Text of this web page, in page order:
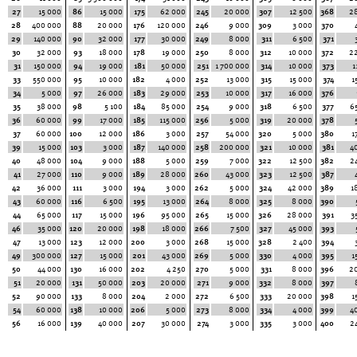
27
15 000
28
400 000
29
140 000
30
32 000
31
150 000
33
550 000
34
5 000
35
38 000
36
60 000
37
60 000
39
15 000
40
48 000
41
27 000
42
36 000
43
60 000
44
65 000
46
35 000
47
13 000
49
300 000
50
44 000
51
20 000
52
90 000
54
60 000
56
16 000
86
15 000
88
20 000
90
32 000
93
18 000
94
19 000
95
10 000
97
26 000
98
5 100
99
17 000
100
12 000
103
3 000
104
9 000
110
9 000
111
3 000
116
6 500
117
15 000
120
20 000
123
12 000
127
15 000
130
16 000
131
50 000
133
8 000
138
10 000
139
40 000
175
62 000
176
120 000
177
30 000
178
19 000
181
50 000
182
4 000
183
29 000
184
85 000
185
115 000
186
3 000
187
140 000
188
5 000
189
28 000
194
3 000
195
13 000
196
95 000
198
18 000
200
3 000
201
43 000
202
4 250
203
20 000
204
2 000
206
5 000
207
30 000
245
20 000
246
9 000
249
8 000
250
8 000
251
1 700 000
252
13 000
253
10 000
254
9 000
256
5 000
257
54 000
258
200 000
259
7 000
260
43 000
262
5 000
264
8 000
265
15 000
266
7 500
268
15 000
269
5 000
270
5 000
271
9 000
272
6 500
273
8 000
274
3 000
307
12 500
309
3 000
311
6 500
312
10 000
314
10 000
315
15 000
317
16 000
318
6 500
319
20 000
320
5 000
321
10 000
322
12 500
323
12 500
324
42 000
325
8 000
326
28 000
327
45 000
328
2 400
330
4 000
331
8 000
332
8 000
333
20 000
334
4 000
335
3 000
368
370
371
372
373
374
376
377
378
380
381
382
387
389
390
391
393
394
395
396
397
398
399
400